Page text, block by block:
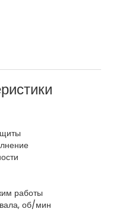
работы
об/мин